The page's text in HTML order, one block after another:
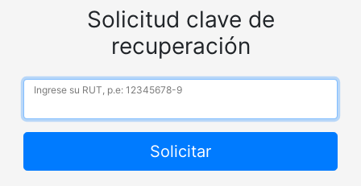
Solicitud clave de
recuperación
Ingrese su RUT, p.e: 12345678-9
Solicitar